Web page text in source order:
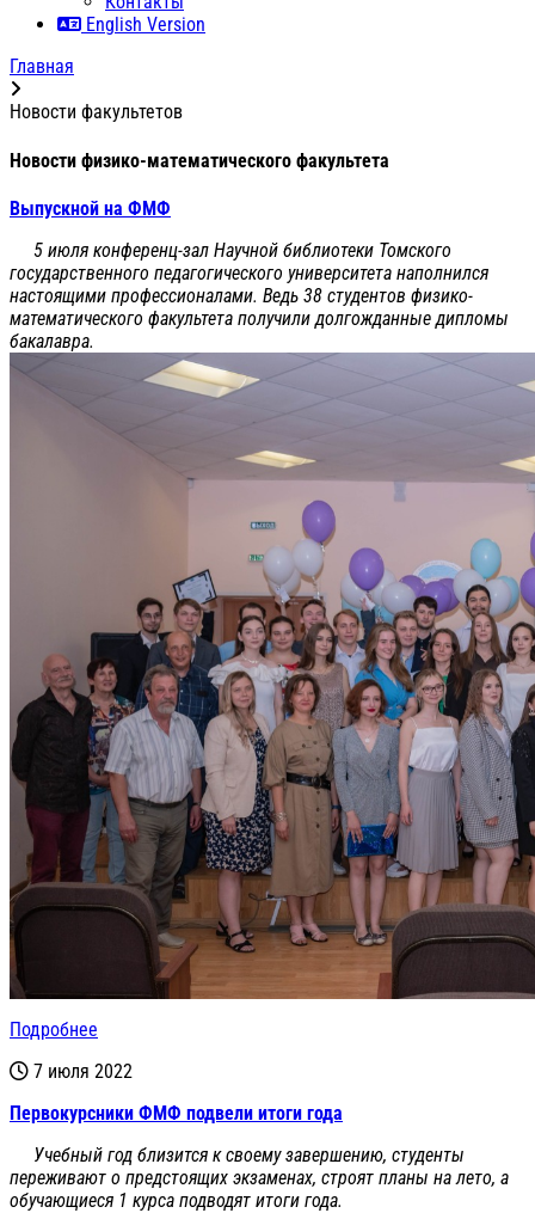
English Version
Главная
Новости факультетов
Новости физико-математического факультета
Выпускной на ФМФ
5 июля конференц-зал Научной библиотеки Томского
государственного педагогического университета наполнился
настоящими профессионалами. Ведь 38 студентов физико-
математического факультета получили долгожданные дипломы
бакалавра.
Подробнее
7 июля 2022
Первокурсники ФМФ подвели итоги года
Учебный год близится к своему завершению, студенты
переживают о предстоящих экзаменах, строят планы на лето, а
обучающиеся 1 курса подводят итоги года.